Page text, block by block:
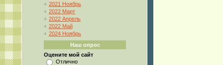
2021 Ноябрь
2022 Март
2022 Апрель
2022 Май
2024 Ноябрь
Наш опрос
Оцените мой сайт
Отлично